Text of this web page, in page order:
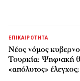
ΕΠΙΚΑΙΡΟΤΗΤΑ
Νέος νόμος
Τουρκία: Ψηφιακή
«απόλυτος» έλεγχος;